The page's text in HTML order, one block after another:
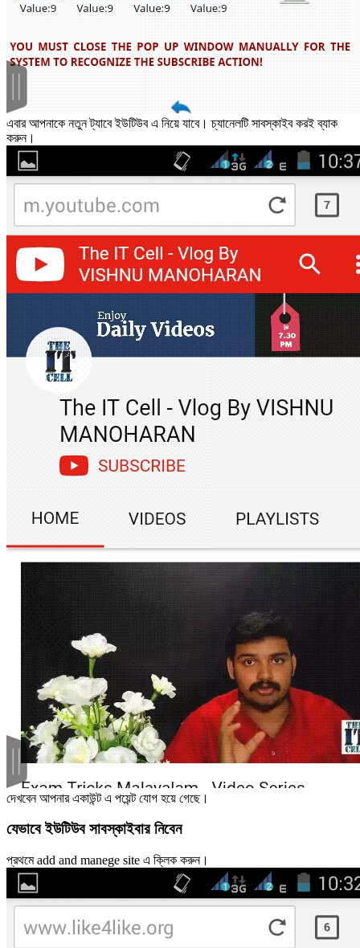
এবার আপনাকে নতুন ট্যাবে ইউটিউব এ নিয়ে যাবে। চ্যানেলটি সাবস্কাইব করই ব্যাক
করুন।
দেখবেন আপনার একাউন্ট এ পয়েন্ট যোগ হয়ে গেছে।
যেভাবে ইউটিউব সাবস্কাইবার নিবেন
প্রথমে add and manege site এ ক্লিক করুন।